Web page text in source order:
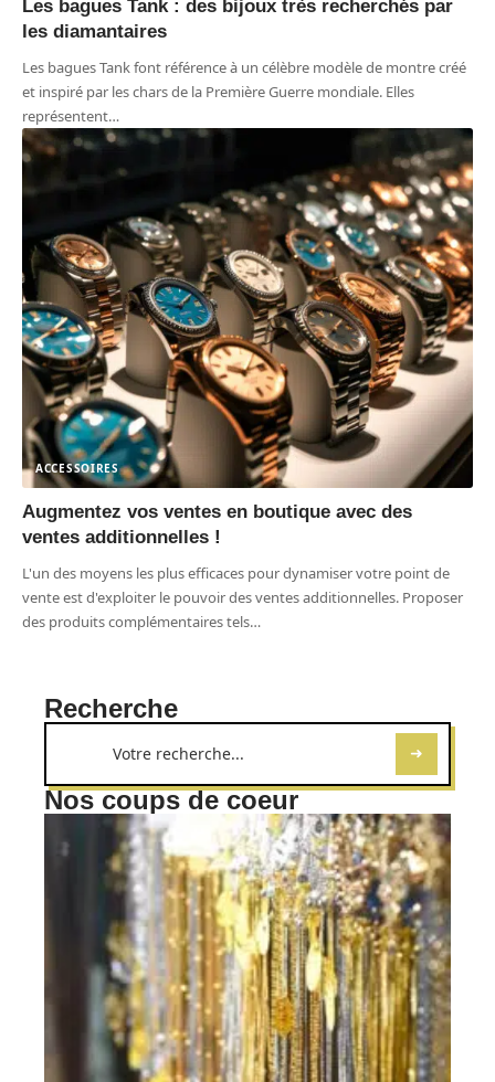
Les bagues Tank : des bijoux très recherchés par
les diamantaires
Les bagues Tank font référence à un célèbre modèle de montre créé
et inspiré par les chars de la Première Guerre mondiale. Elles
représentent…
ACCESSOIRES
Augmentez vos ventes en boutique avec des
ventes additionnelles !
L'un des moyens les plus efficaces pour dynamiser votre point de
vente est d'exploiter le pouvoir des ventes additionnelles. Proposer
des produits complémentaires tels…
Recherche
Nos coups de coeur